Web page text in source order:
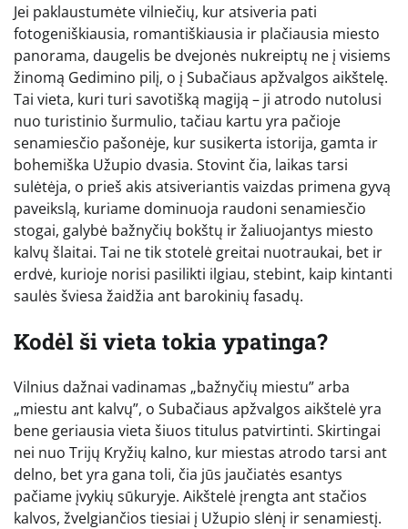
Jei paklaustumėte vilniečių, kur atsiveria pati
fotogeniškiausia, romantiškiausia ir plačiausia miesto
panorama, daugelis be dvejonės nukreiptų ne į visiems
žinomą Gedimino pilį, o į Subačiaus apžvalgos aikštelę.
Tai vieta, kuri turi savotišką magiją – ji atrodo nutolusi
nuo turistinio šurmulio, tačiau kartu yra pačioje
senamiesčio pašonėje, kur susikerta istorija, gamta ir
bohemiška Užupio dvasia. Stovint čia, laikas tarsi
sulėtėja, o prieš akis atsiveriantis vaizdas primena gyvą
paveikslą, kuriame dominuoja raudoni senamiesčio
stogai, galybė bažnyčių bokštų ir žaliuojantys miesto
kalvų šlaitai. Tai ne tik stotelė greitai nuotraukai, bet ir
erdvė, kurioje norisi pasilikti ilgiau, stebint, kaip kintanti
saulės šviesa žaidžia ant barokinių fasadų.
Kodėl ši vieta tokia ypatinga?
Vilnius dažnai vadinamas „bažnyčių miestu” arba
„miestu ant kalvų”, o Subačiaus apžvalgos aikštelė yra
bene geriausia vieta šiuos titulus patvirtinti. Skirtingai
nei nuo Trijų Kryžių kalno, kur miestas atrodo tarsi ant
delno, bet yra gana toli, čia jūs jaučiatės esantys
pačiame įvykių sūkuryje. Aikštelė įrengta ant stačios
kalvos, žvelgiančios tiesiai į Užupio slėnį ir senamiestį.